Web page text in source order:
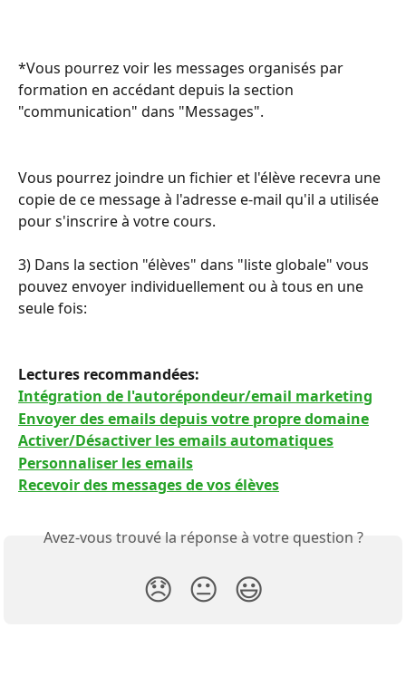
*Vous pourrez voir les messages organisés par
formation en accédant depuis la section
"communication" dans "Messages".
Vous pourrez joindre un fichier et l'élève recevra une
copie de ce message à l'adresse e-mail qu'il a utilisée
pour s'inscrire à votre cours.
3) Dans la section "élèves" dans "liste globale" vous
pouvez envoyer individuellement ou à tous en une
seule fois:
Lectures recommandées:
Intégration de l'autorépondeur/email marketing
Envoyer des emails depuis votre propre domaine
Activer/Désactiver les emails automatiques
Personnaliser les emails
Recevoir des messages de vos élèves
Avez-vous trouvé la réponse à votre question ?
😞 😐 😃